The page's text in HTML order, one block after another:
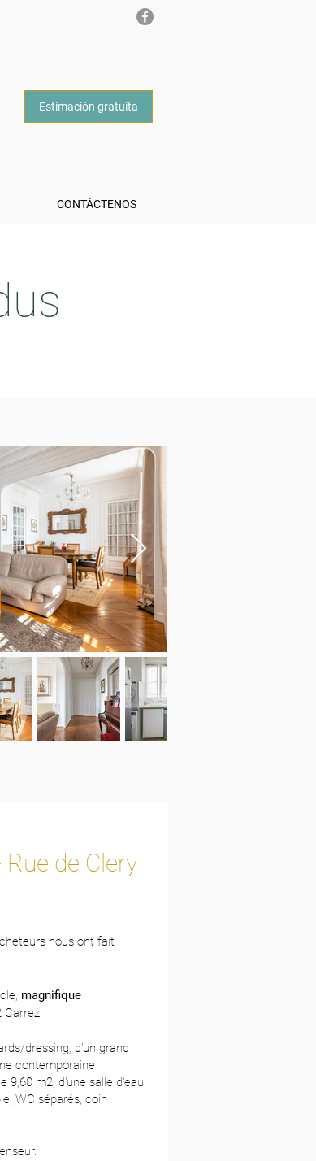
Estimación gratuíta
CONTÁCTENOS
Rue de Clery
nous ont fait
magnifique
Carrez.
dressing, d'un grand
contemporaine
9,60 m2, d'une salle d'eau
WC séparés, coin